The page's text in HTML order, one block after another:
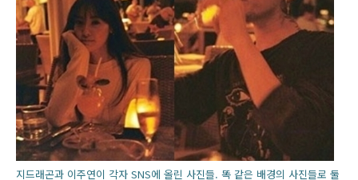
지드래곤과 이주연이 각자 SNS에 올린 사진들. 똑 같은 배경의 사진들로 둘